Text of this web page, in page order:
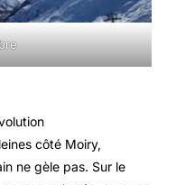
côté Moiry,
ne gèle pas. Sur le